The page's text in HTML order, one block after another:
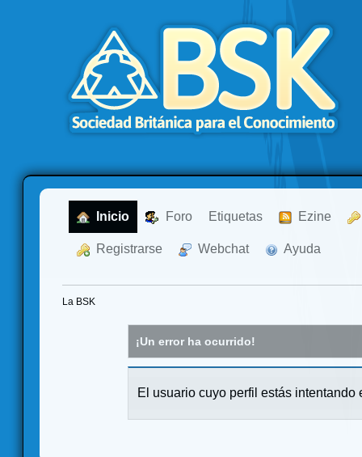
Inicio Foro Etiquetas Ezine
Registrarse Webchat Ayuda
La BSK
¡Un error ha ocurrido!
El usuario cuyo perfil estás intentando